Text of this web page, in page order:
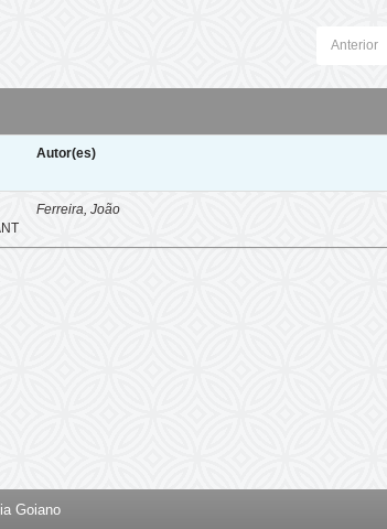
Anterior
Autor(es)
Ferreira, João
Goiano